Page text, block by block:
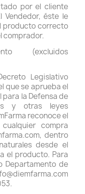
por el cliente
éste le
producto correcto
comprador.
(excluidos
Legislativo
que se aprueba el
la Defensa de
y otras leyes
reconoce el
compra
dentro
desde el
el producto. Para
Departamento de